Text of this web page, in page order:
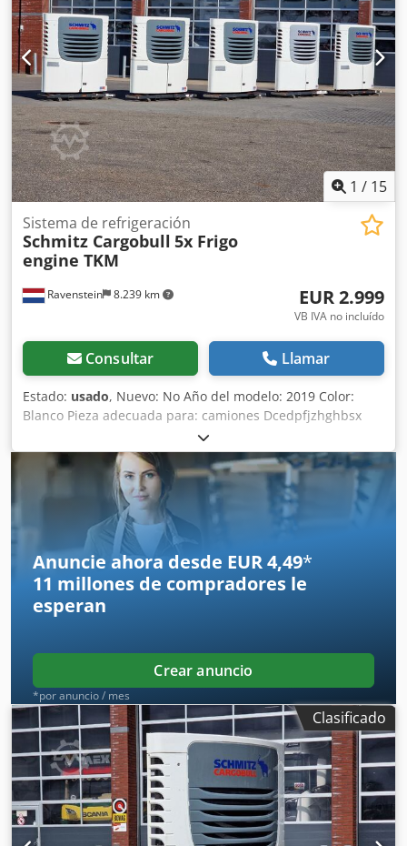
1 / 15
Ravenstein 8.239 km
Sistema de refrigeración
Schmitz Cargobull 5x Frigo
engine TKM
EUR 2.999
VB IVA no incluído
Consultar Llamar
Estado: usado, Nuevo: No Año del modelo: 2019 Color:
Blanco Pieza adecuada para: camiones Dcedpfjzhghbsx
Am Eok Estado general: bueno Estado técnico: bueno
Estado estético: bueno
Anuncie ahora desde EUR 4,49*
11 millones de compradores le
esperan
Crear anuncio
*por anuncio / mes
Clasificado